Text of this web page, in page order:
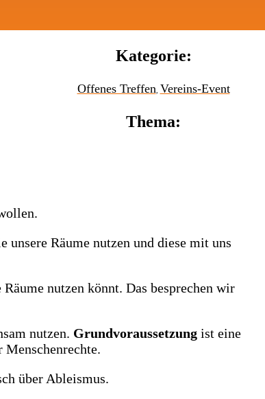
Kategorie:
Offenes Treffen Vereins-Event
Thema:
unsere Räume nutzen und diese mit uns
nutzen könnt. Das besprechen wir
nutzen. Grundvoraussetzung ist eine
über Ableismus.